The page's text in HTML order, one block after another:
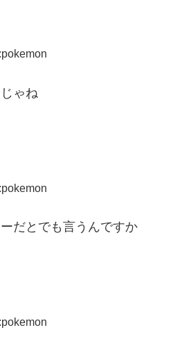
ゃね
だとでも言うんですか